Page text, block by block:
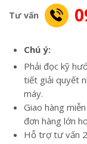
Tư vấn
Chú ý:
Phải đọc kỹ
tiết giải quyết
máy.
Giao hàng
đơn hàng lớn
Hỗ trợ tư vấn